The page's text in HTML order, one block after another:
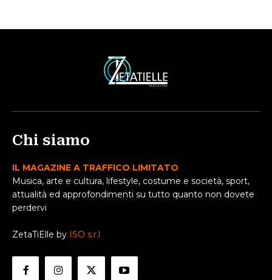
Chi siamo
IL MAGAZINE A TRAFFICO LIMITATO
Musica, arte e cultura, lifestyle, costume e società, sport,
attualità ed approfondimenti su tutto quanto non dovete
perdervi
ZetaTiElle by ISO s.r.l